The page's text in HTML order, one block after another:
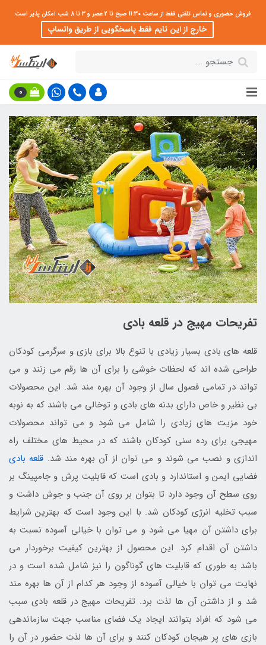
فروش حضوری و تماس تلفنی فقط از ساعت 11:30 صبح تا 2 عصر و 3 تا 8 شب امکان پذیر است
خارج از این تایم فقط پاسخگویی از طریق واتساپ
0
تفریحات مهیج در قلعه بادی
قلعه های بادی بسیار زیادی با تنوع بالا برای بازی و سرگرمی کودکان
طراحی شده اند که لحظات خوشی را برای آن ها رقم می زنند و می
تواند در تمامی فصول سال از وجود آن بهره مند شد. این محصولات
بی نظیر و خاص دارای بدنه های بادی و توخالی می باشند که به نوبه
خود مزیت های زیادی را شامل می شود و می تواند محصولات
مهیجی برای رده سنی کودکان باشند که در محیط های مختلف راه
اندازی و نصب می شوند و می توان از آن بهره مند شد. قلعه بادی
فضایی ایمن و استاندارد و بادی است که قابلیت پرش و جامپینگ بر
روی سطح آن وجود دارد تا بتوان بر روی آن جنب و جوش داشت و
سبب تخلیه انرژی کودکان شد. با این وجود است که بهترین شرایط
برای داشتن آن مهیا می شود و می توان با خیالی آسوده نسبت به
داشتن آن اقدام کرد. این محصول از بهترین کیفیت برخوردار می
باشد به طوری که قابلیت های گوناگون را نیز شامل شده است و در
نهایت می توان با خیالی آسوده از وجود هر کدام از آن ها بهره مند
شد و از داشتن آن ها لذت برد. تفریحات مهیج در قلعه بادی سبب
می شود که افراد بتوانند ایجاد یک فضای مناسب جهت سازماندهی
بازی های پر هیجان کودکان کنند و برای آن ها لذت حضور در آن را